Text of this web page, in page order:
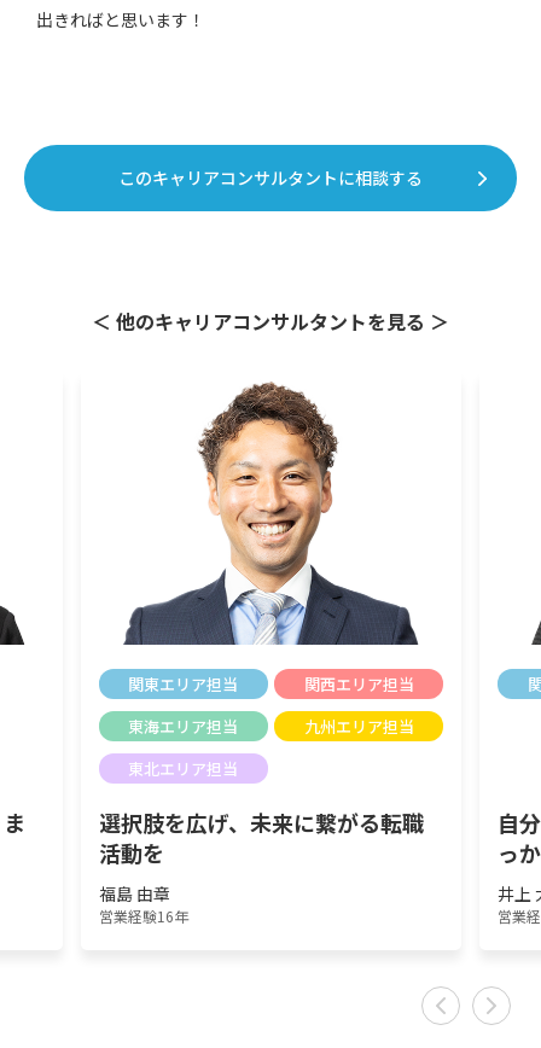
出きればと思います！
このキャリアコンサルタントに相談する
＜ 他のキャリアコンサルタントを見る ＞
関東エリア担当
関西エリア担当
東海エリア担当
九州エリア担当
東北エリア担当
選択肢を広げ、未来に繋がる転職
活動を
福島 由章
営業経験16年
自
っ
井上
営業